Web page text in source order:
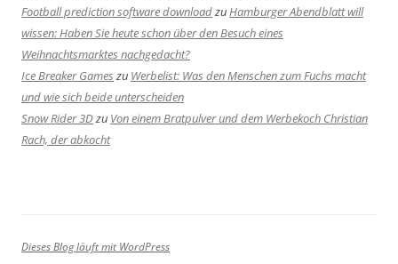
Football prediction software downloadzuHamburger Abendblatt will
wissen: Haben Sie heute schon über den Besuch eines
Weihnachtsmarktes nachgedacht?
Ice Breaker Games zu Werbelist: Was den Menschen zum Fuchs macht
und wie sich beide unterscheiden
Snow Rider 3Dzu Von einem Bratpulver und dem Werbekoch Christian
Rach, der abkocht
Dieses Blog läuft mit WordPress